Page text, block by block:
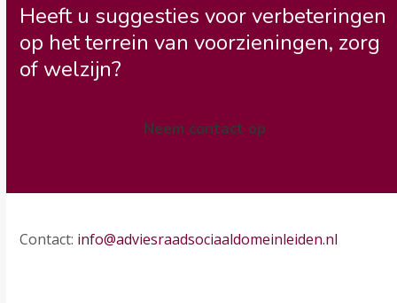
Heeft u suggesties voor verbeteringen
op het terrein van voorzieningen, zorg
of welzijn?
Neem contact op
Contact: info@adviesraadsociaaldomeinleiden.nl